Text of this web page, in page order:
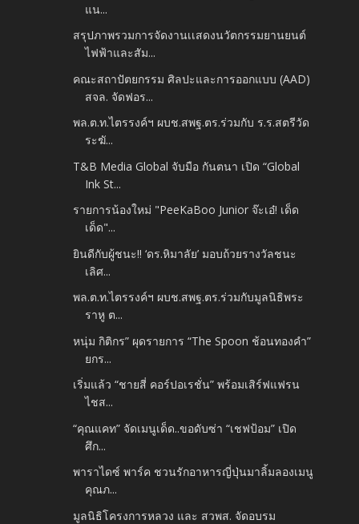
แน...
สรุปภาพรวมการจัดงานเเสดงนวัตกรรมยานยนต์
ไฟฟ้าและสัม...
คณะสถาปัตยกรรม ศิลปะและการออกแบบ (AAD)
สจล. จัดฟอร...
พล.ต.ท.ไตรรงค์ฯ ผบช.สพฐ.ตร.ร่วมกับ ร.ร.สตรีวัด
ระฆั...
T&B Media Global จับมือ กันตนา เปิด “Global
Ink St...
รายการน้องใหม่ "PeeKaBoo Junior จ๊ะเอ๋! เด็ด
เด็ด"...
ยินดีกับผู้ชนะ!! ‘ดร.หิมาลัย’ มอบถ้วยรางวัลชนะ
เลิศ...
พล.ต.ท.ไตรรงค์ฯ ผบช.สพฐ.ตร.ร่วมกับมูลนิธิพระ
ราหู ต...
หนุ่ม กิติกร” ผุดรายการ “The Spoon ช้อนทองคำ”
ยกร...
เริ่มแล้ว “ชายสี่ คอร์ปอเรชั่น” พร้อมเสิร์ฟแฟรน
ไชส...
“คุณแคท” จัดเมนูเด็ด..ขอดับซ่า “เชฟป้อม” เปิด
ศึก...
พาราไดซ์ พาร์ค ชวนรักอาหารญี่ปุ่นมาลิ้มลองเมนู
คุณภ...
มูลนิธิโครงการหลวง และ สวพส. จัดอบรม